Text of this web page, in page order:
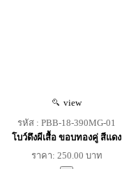
view
รหัส : PBB-18-390MG-01
โบว์ดึงผีเสื้อ ขอบทองคู่ สีแดง
ราคา: 250.00 บาท